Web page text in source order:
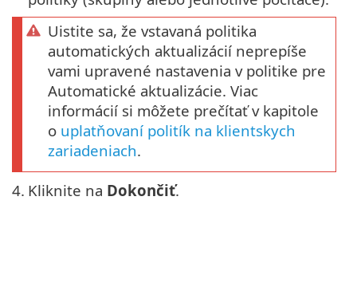
Uistite sa, že vstavaná politika
automatických aktualizácií neprepíše
vami upravené nastavenia v politike pre
Automatické aktualizácie. Viac
informácií si môžete prečítať v kapitole
o uplatňovaní politík na klientskych
zariadeniach.
4. Kliknite na Dokončiť.